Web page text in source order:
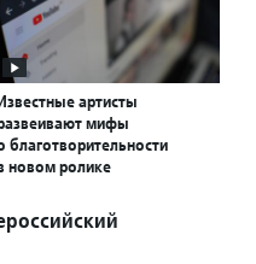
артисты
мифы
благотворительности
новом ролике